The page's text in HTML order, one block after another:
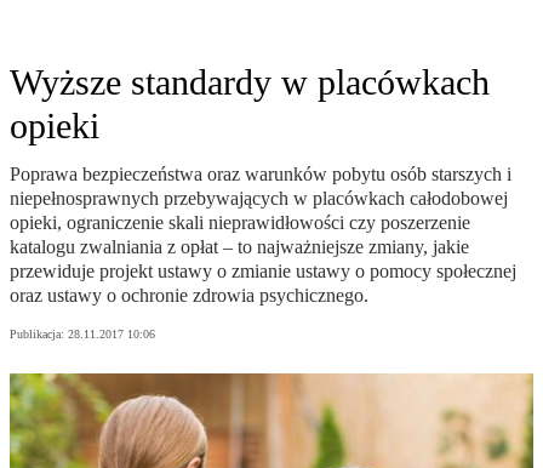
Wyższe standardy w placówkach
opieki
Poprawa bezpieczeństwa oraz warunków pobytu osób starszych i
niepełnosprawnych przebywających w placówkach całodobowej
opieki, ograniczenie skali nieprawidłowości czy poszerzenie
katalogu zwalniania z opłat – to najważniejsze zmiany, jakie
przewiduje projekt ustawy o zmianie ustawy o pomocy społecznej
oraz ustawy o ochronie zdrowia psychicznego.
Publikacja: 28.11.2017 10:06